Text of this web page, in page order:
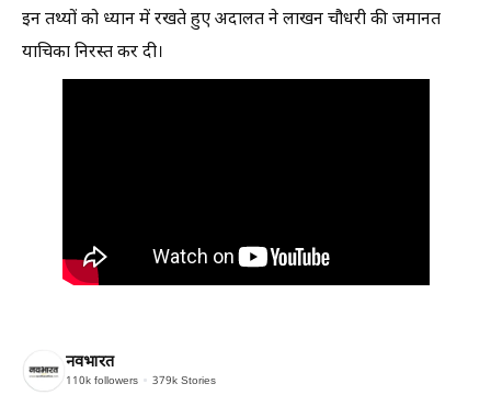
इन तथ्यों को ध्यान में रखते हुए अदालत ने लाखन चौधरी की जमानत
याचिका निरस्त कर दी।
नवभारत
110k followers 379k Stories